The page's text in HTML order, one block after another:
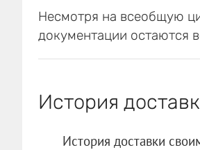
Несмотря на всеобщую
документации остаются
История
История доставки